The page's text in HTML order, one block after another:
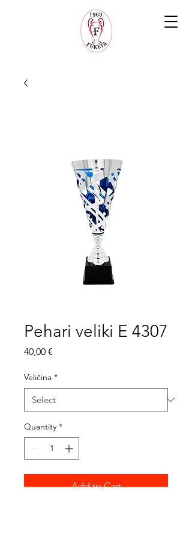
Pehari veliki E 4307
40,00 €
Veličina *
Quantity *
Add to Cart